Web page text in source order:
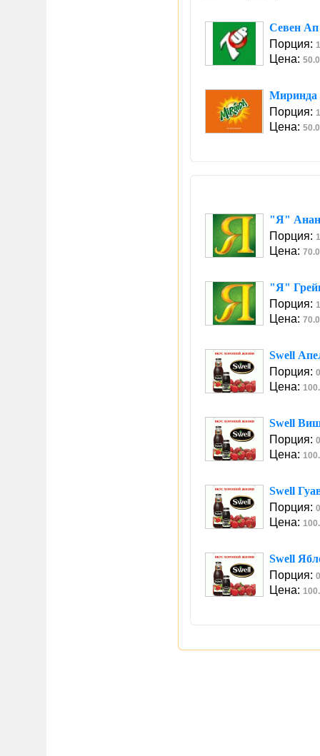
Севен Ап
Порция:
Цена:
Миринда
Порция:
Цена:
"Я"
Порция:
Цена:
"Я"
Порция:
Цена:
Swell
Порция:
Цена:
Swell
Порция:
Цена:
Swell
Порция:
Цена:
Swell
Порция:
Цена: